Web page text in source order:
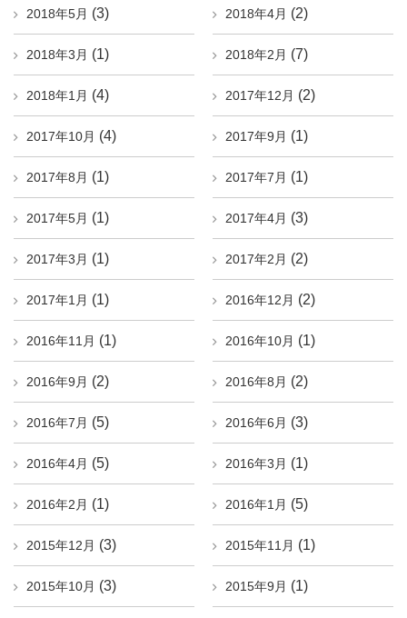
2018年5月 (3) 2018年4月 (2)
2018年3月 (1) 2018年2月 (7)
2018年1月 (4) 2017年12月 (2)
2017年10月 (4) 2017年9月 (1)
2017年8月 (1) 2017年7月 (1)
2017年5月 (1) 2017年4月 (3)
2017年3月 (1) 2017年2月 (2)
2017年1月 (1) 2016年12月 (2)
2016年11月 (1) 2016年10月 (1)
2016年9月 (2) 2016年8月 (2)
2016年7月 (5) 2016年6月 (3)
2016年4月 (5) 2016年3月 (1)
2016年2月 (1) 2016年1月 (5)
2015年12月 (3) 2015年11月 (1)
2015年10月 (3) 2015年9月 (1)